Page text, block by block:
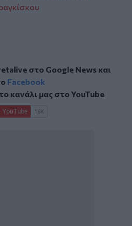
στο Google Newsκαι
Facebook
κανάλι μας στοYouTube